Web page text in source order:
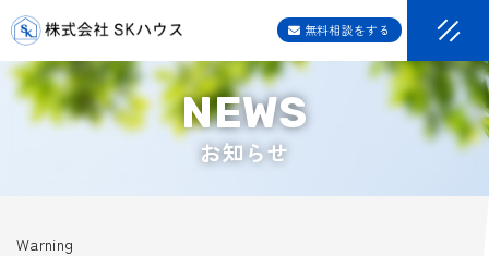
無料相談をする
お知らせ
Warning